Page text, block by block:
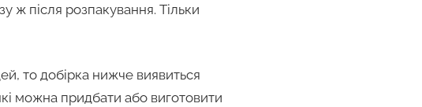
ж після розпакування. Тільки
то добірка нижче виявиться
можна придбати або виготовити